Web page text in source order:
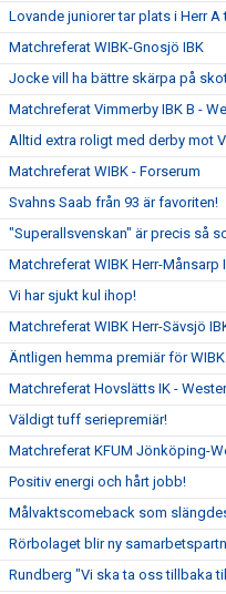
Lovande juniorer tar plats i Herr
Matchreferat WIBK-Gnosjö IBK
Jocke vill ha bättre skärpa på
Matchreferat Vimmerby IBK B -
Alltid extra roligt med derby mot
Matchreferat WIBK - Forserum
Svahns Saab från 93 är favoriten!
"Superallsvenskan" är precis så
Matchreferat WIBK Herr-Månsarp
Vi har sjukt kul ihop!
Matchreferat WIBK Herr-Sävsjö
Äntligen hemma premiär för
Matchreferat Hovslätts IK -
Väldigt tuff seriepremiär!
Matchreferat KFUM Jönköping-
Positiv energi och hårt jobb!
Målvaktscomeback som
Rörbolaget blir ny
Rundberg "Vi ska ta oss tillbaka